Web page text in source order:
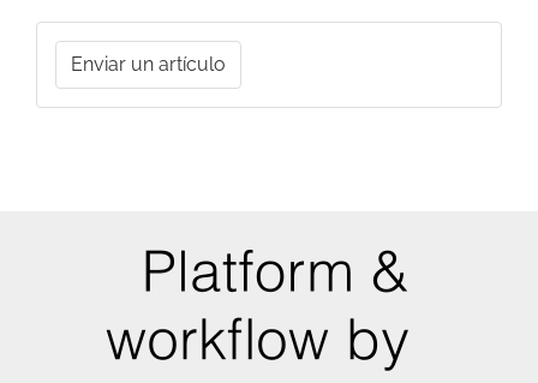
Enviar
unEnviar un artículo